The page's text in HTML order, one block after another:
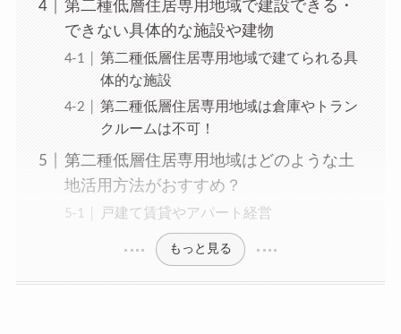
第二種低層住居専用地域で建設できる・
できない具体的な施設や建物
第二種低層住居専用地域で建てられる具
体的な施設
第二種低層住居専用地域は倉庫やトラン
クルームは不可！
第二種低層住居専用地域はどのような土
地活用方法がおすすめ？
戸建て賃貸やアパート経営
もっと見る